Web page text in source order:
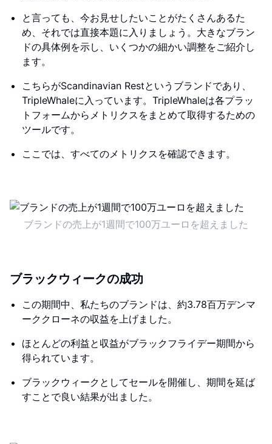
と言っても、今お見せしたいことがたくさんあるた
め、それでは直接本題に入りましょう。大きなブラン
ドの具体例を示し、いくつかの細かい調整をご紹介し
ます。
こちらがScandinavian Restというブランドであり、
TripleWhaleに入っています。TripleWhaleは各プラッ
トフォームからメトリクスをまとめて取得するための
ツールです。
ここでは、すべてのメトリクスを確認できます。
ブランドの売上が1週間で100万ユーロを超えました
ブラックウィークの成功
この期間中、私たちのブランドは、約3.78百万デンマ
ーククローネの収益を上げました。
ほとんどの利益と収益がブラックフライデー期間から
得られています。
ブラックウィークとしてセールを開催し、期間を延ば
すことで良い結果が出ました。